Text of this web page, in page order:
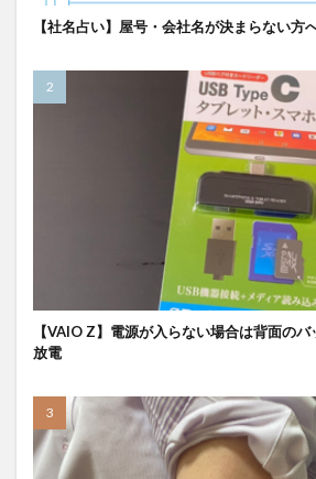
【社名占い】屋号・会社名が決まらない方
【VAIO Z】電源が入らない場合は背面の
放電